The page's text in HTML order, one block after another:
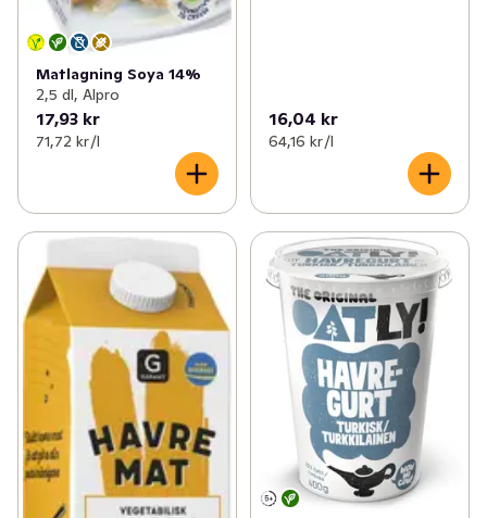
Matlagning Soya 14%
2,5 dl, Alpro
17,93 kr
71,72 kr /l
16,04 kr
64,16 kr /l